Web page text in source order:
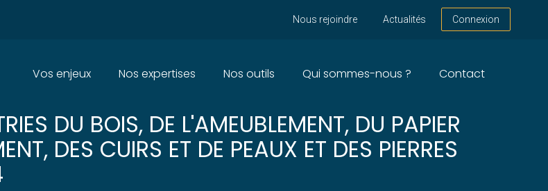
Nous rejoindre Actualités Connexion
Principal
Vos enjeux Nos expertises Nos outils Qui sommes-nous ? Contact
DU TRAVAIL ET MALADIES
DU BOIS, DE L'AMEUBLEMENT, DU PAPIER
DES CUIRS ET DE PEAUX ET DES PIERRES